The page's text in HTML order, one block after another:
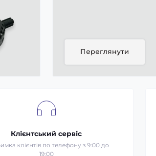
Переглянути
Клієнтський сервіс
клієнтів по телефону з 9:00 до
19:00